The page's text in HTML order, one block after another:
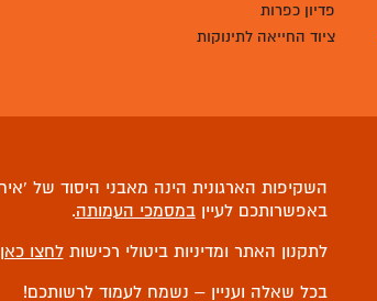
פדיון כפרות
ציוד החייאה לתינוקות
השקיפות הארגונית הינה מאבני היסוד של
באפשרותכם לעייןבמסמכי העמותה.
לתקנון האתר ומדיניות ביטולי רכישותלחצו כאן
בכל שאלה ועניין – נשמח לעמוד לרשותכם!